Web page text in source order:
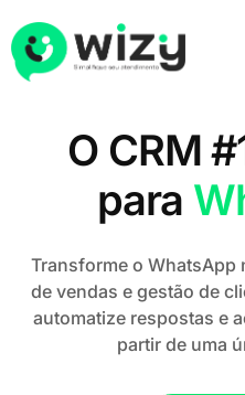
O CRM
para
Transforme o WhatsApp
de vendas e gestão de
automatize respostas e
partir de uma